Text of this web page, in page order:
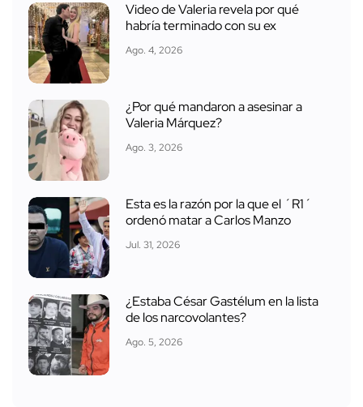
Video de Valeria revela por qué
habría terminado con su ex
Ago. 4, 2026
¿Por qué mandaron a asesinar a
Valeria Márquez?
Ago. 3, 2026
Esta es la razón por la que el ´R1´
ordenó matar a Carlos Manzo
Jul. 31, 2026
¿Estaba César Gastélum en la lista
de los narcovolantes?
Ago. 5, 2026